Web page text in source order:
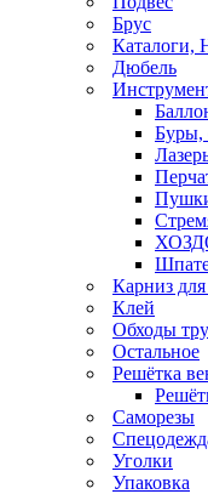
Брус
Каталоги,
Дюбель
Буры,
Карниз
Клей
Обходы
Остальное
Решётка
Саморезы
Уголки
Упаковка